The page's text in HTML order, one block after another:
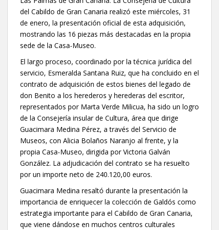
del Cabildo de Gran Canaria realizó este miércoles, 31
de enero, la presentación oficial de esta adquisición,
mostrando las 16 piezas más destacadas en la propia
sede de la Casa-Museo.
El largo proceso, coordinado por la técnica jurídica del
servicio, Esmeralda Santana Ruiz, que ha concluido en el
contrato de adquisición de estos bienes del legado de
don Benito a los herederos y herederas del escritor,
representados por Marta Verde Milicua, ha sido un logro
de la Consejería insular de Cultura, área que dirige
Guacimara Medina Pérez, a través del Servicio de
Museos, con Alicia Bolaños Naranjo al frente, y la
propia Casa-Museo, dirigida por Victoria Galván
González. La adjudicación del contrato se ha resuelto
por un importe neto de 240.120,00 euros.
Guacimara Medina resaltó durante la presentación la
importancia de enriquecer la colección de Galdós como
estrategia importante para el Cabildo de Gran Canaria,
que viene dándose en muchos centros culturales